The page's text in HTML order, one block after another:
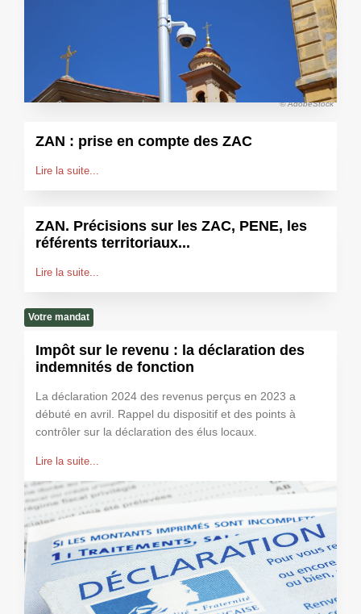
© AdobeStock
ZAN : prise en compte des ZAC
Lire la suite...
ZAN. Précisions sur les ZAC, PENE, les
référents territoriaux...
Lire la suite...
Votre mandat
Impôt sur le revenu : la déclaration des
indemnités de fonction
La déclaration 2024 des revenus perçus en 2023 a
débuté en avril. Rappel du dispositif et des points à
contrôler sur la déclaration des élus locaux.
Lire la suite...